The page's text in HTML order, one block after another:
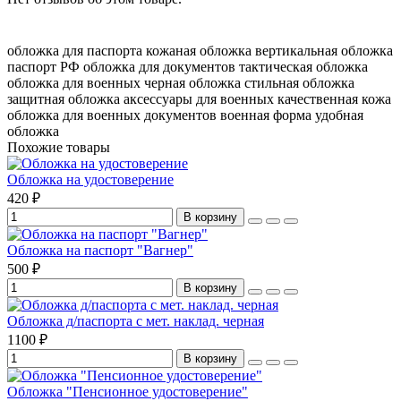
обложка для паспорта кожаная обложка вертикальная обложка
паспорт РФ обложка для документов тактическая обложка
обложка для военных черная обложка стильная обложка
защитная обложка аксессуары для военных качественная кожа
обложка для военных документов военная форма удобная
обложка
Похожие товары
Обложка на удостоверение
420 ₽
В корзину
Обложка на паспорт "Вагнер"
500 ₽
В корзину
Обложка д/паспорта с мет. наклад. черная
1100 ₽
В корзину
Обложка "Пенсионное удостоверение"